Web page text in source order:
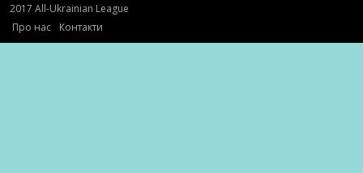
2017 All-Ukrainian League
Про нас
Контакти